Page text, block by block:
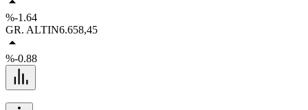
%-1.64
GR. ALTIN6.658,45
%-0.88